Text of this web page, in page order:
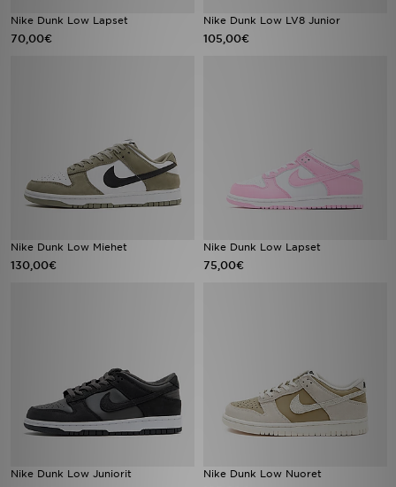
Nike Dunk Low Lapset
70,00€
Nike Dunk Low LV8 Junior
105,00€
Nike Dunk Low Miehet
130,00€
Nike Dunk Low Lapset
75,00€
Nike Dunk Low Juniorit Nike Dunk Low Nuoret